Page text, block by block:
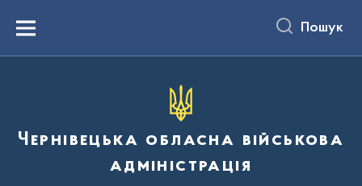
вмістуMenu Пошук
Чернівецька обласна військова
адміністрація